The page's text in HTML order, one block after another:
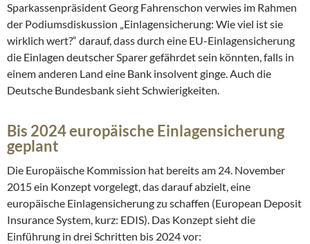
Sparkassenpräsident Georg Fahrenschon verwies im Rahmen
der Podiumsdiskussion „Einlagensicherung: Wie viel ist sie
wirklich wert?“ darauf, dass durch eine EU-Einlagensicherung
die Einlagen deutscher Sparer gefährdet sein könnten, falls in
einem anderen Land eine Bank insolvent ginge. Auch die
Deutsche Bundesbank sieht Schwierigkeiten.
Bis 2024 europäische Einlagensicherung
geplant
Die Europäische Kommission hat bereits am 24. November
2015 ein Konzept vorgelegt, das darauf abzielt, eine
europäische Einlagensicherung zu schaffen (European Deposit
Insurance System, kurz: EDIS). Das Konzept sieht die
Einführung in drei Schritten bis 2024 vor: